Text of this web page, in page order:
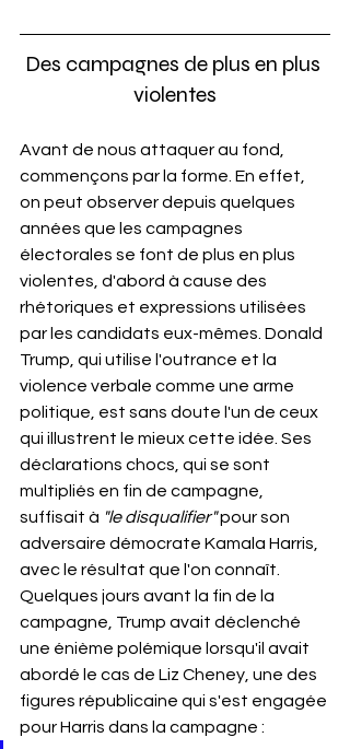
Des campagnes de plus en plus
violentes
Avant de nous attaquer au fond,
commençons par la forme. En effet,
on peut observer depuis quelques
années que les campagnes
électorales se font de plus en plus
violentes, d'abord à cause des
rhétoriques et expressions utilisées
par les candidats eux-mêmes. Donald
Trump, qui utilise l'outrance et la
violence verbale comme une arme
politique, est sans doute l'un de ceux
qui illustrent le mieux cette idée. Ses
déclarations chocs, qui se sont
multipliés en fin de campagne,
suffisait à "le disqualifier" pour son
adversaire démocrate Kamala Harris,
avec le résultat que l'on connaît.
Quelques jours avant la fin de la
campagne, Trump avait déclenché
une énième polémique lorsqu'il avait
abordé le cas de Liz Cheney, une des
figures républicaine qui s'est engagée
pour Harris dans la campagne :